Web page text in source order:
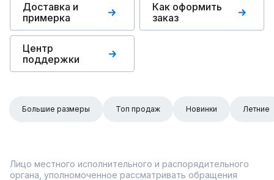
Доставка и
примерка
Как оформить
заказ
Центр
поддержки
Большие размеры Топ продаж Новинки Летние
Лицо местного исполнительного и распорядительного
органа, уполномоченное рассматривать обращения